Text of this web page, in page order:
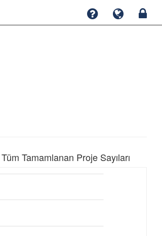
Tamamlanan Proje Sayıları